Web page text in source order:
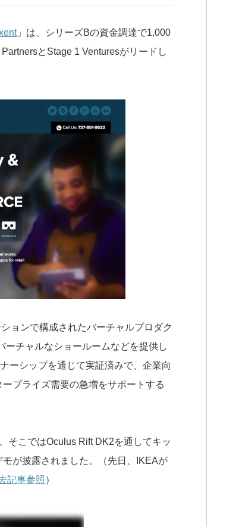
」は、シリーズBの資金調達で1,000
とStage 1 Venturesがリードし
ョンで構成されたバーチャルプロダク
ーチャルなショールームなどを提供し
ーシップを通じて実証済みで、企業向
プライズ需要の急増をサポートする
そこではOculus Rift DK2を通してキッ
が披露されました。（先日、IKEAが
記事参照 ）